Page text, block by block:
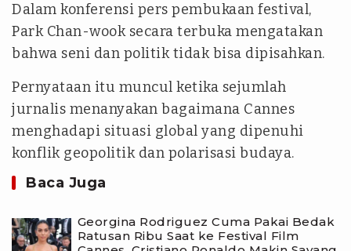
Dalam konferensi pers pembukaan festival,
Park Chan-wook secara terbuka mengatakan
bahwa seni dan politik tidak bisa dipisahkan.
Pernyataan itu muncul ketika sejumlah
jurnalis menanyakan bagaimana Cannes
menghadapi situasi global yang dipenuhi
konflik geopolitik dan polarisasi budaya.
Baca Juga
Georgina Rodriguez Cuma Pakai Bedak
Ratusan Ribu Saat ke Festival Film